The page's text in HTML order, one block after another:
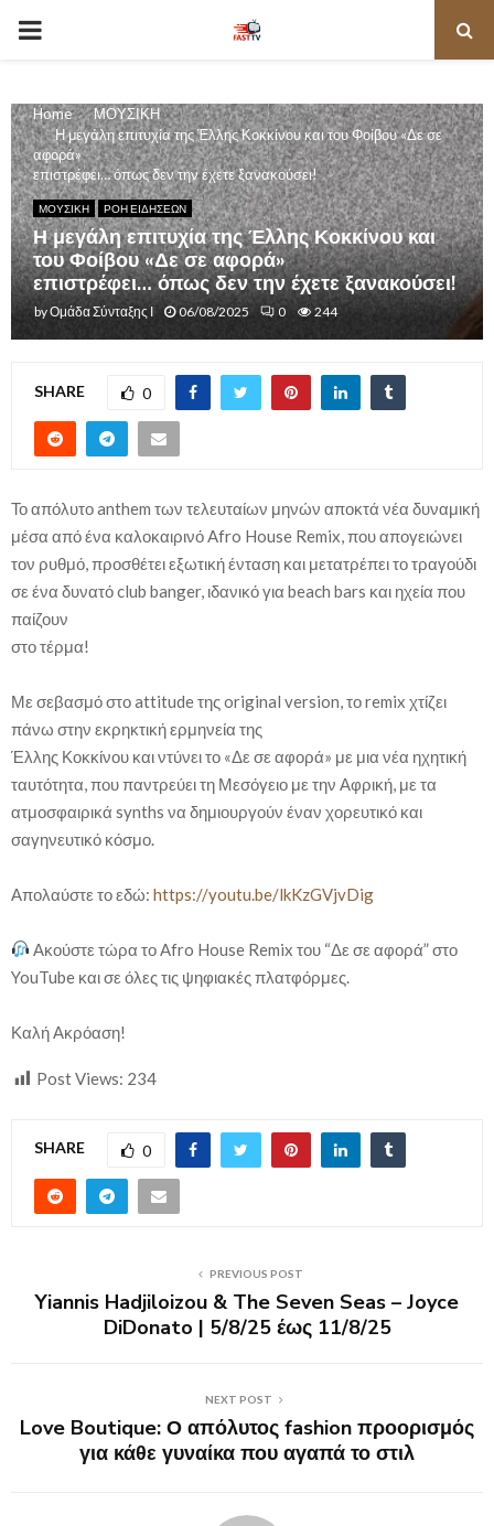
PRIMARY
Home
ΜΟΥΣΙΚΗ
Η μεγάλη επιτυχία της Έλλης Κοκκίνου και του Φοίβου «Δε σε
αφορά»
επιστρέφει… όπως δεν την έχετε ξανακούσει!
ΜΟΥΣΙΚΗ ΡΟΗ ΕΙΔΗΣΕΩΝ
Η μεγάλη επιτυχία της Έλλης Κοκκίνου και
του Φοίβου «Δε σε αφορά»
επιστρέφει… όπως δεν την έχετε ξανακούσει!
byΟμάδα Σύνταξης Ι 06/08/2025 0 244
SHARE 0
Το απόλυτο anthem των τελευταίων μηνών αποκτά νέα δυναμική
μέσα από ένα καλοκαιρινό Afro House Remix, που απογειώνει
τον ρυθμό, προσθέτει εξωτική ένταση και μετατρέπει το τραγούδι
σε ένα δυνατό club banger, ιδανικό για beach bars και ηχεία που
παίζουν
στο τέρμα!
Με σεβασμό στο attitude της original version, το remix χτίζει
πάνω στην εκρηκτική ερμηνεία της
Έλλης Κοκκίνου και ντύνει το «Δε σε αφορά» με μια νέα ηχητική
ταυτότητα, που παντρεύει τη Μεσόγειο με την Αφρική, με τα
ατμοσφαιρικά synths να δημιουργούν έναν χορευτικό και
σαγηνευτικό κόσμο.
Απολαύστε το εδώ: https://youtu.be/lkKzGVjvDig
Ακούστε τώρα το Afro House Remix του “Δε σε αφορά” στο
YouTube και σε όλες τις ψηφιακές πλατφόρμες.
Καλή Ακρόαση!
Post Views: 234
SHARE 0
PREVIOUS POST
Yiannis Hadjiloizou & The Seven Seas – Joyce
DiDonato | 5/8/25 έως 11/8/25
NEXT POST
Love Boutique: Ο απόλυτος fashion προορισμός
για κάθε γυναίκα που αγαπά το στιλ